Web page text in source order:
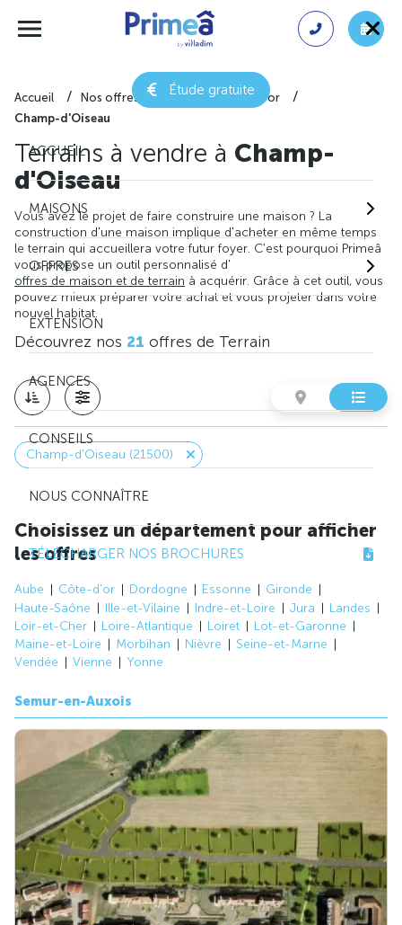
Étude gratuite
ACCUEIL
MAISONS
OFFRES
EXTENSION
AGENCES
CONSEILS
NOUS CONNAÎTRE
TÉLÉCHARGER NOS BROCHURES
Accueil Nos offres de terrain
Côte-d'or
Champ-d'Oiseau
Terrains à vendre à Champ-
d'Oiseau
Vous avez le projet de faire construire une maison ? La
construction d'une maison implique d'acheter en même temps
le terrain qui accueillera votre futur foyer. C'est pourquoi Primeâ
vous propose un outil personnalisé d'
offres de maison et de terrain à acquérir. Grâce à cet outil, vous
pouvez mieux préparer votre achat et vous projeter dans votre
nouvel habitat.
Découvrez nos 21 offres de Terrain
Champ-d'Oiseau (21500)
Choisissez un département pour afficher
les offres
Aube Côte-d'or Dordogne Essonne
Gironde
Haute-Saône
Ille-et-Vilaine Indre-et-Loire Jura
Landes
Loir-et-Cher
Loire-Atlantique Loiret
Lot-et-Garonne
Maine-et-Loire
Morbihan Nièvre
Seine-et-Marne
Vendée
Vienne Yonne
Semur-en-Auxois